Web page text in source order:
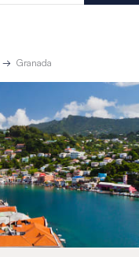
Granada